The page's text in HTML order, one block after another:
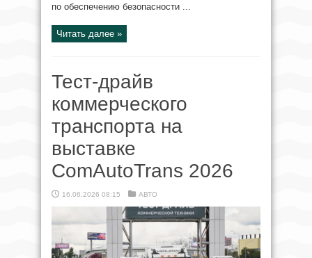
по обеспечению безопасности ...
Читать далее »
Тест-драйв
коммерческого
транспорта на
выставке
ComAutoTrans 2026
16.06.2026 08:15 АВТО